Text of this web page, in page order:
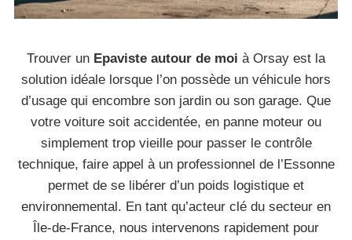
Trouver un Epaviste autour de moi à Orsay est la
solution idéale lorsque l’on possède un véhicule hors
d’usage qui encombre son jardin ou son garage. Que
votre voiture soit accidentée, en panne moteur ou
simplement trop vieille pour passer le contrôle
technique, faire appel à un professionnel de l’Essonne
permet de se libérer d’un poids logistique et
environnemental. En tant qu’acteur clé du secteur en
Île-de-France, nous intervenons rapidement pour